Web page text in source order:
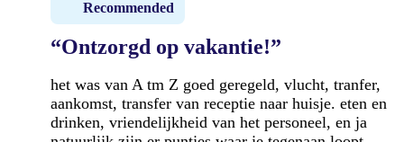
Recommended
“Ontzorgd op vakantie!”
het was van A tm Z goed geregeld, vlucht, tranfer,
aankomst, transfer van receptie naar huisje. eten en
drinken, vriendelijkheid van het personeel, en ja